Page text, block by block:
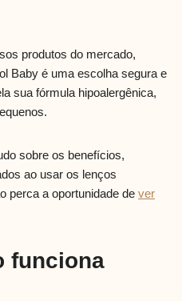
produtos do mercado,
Baby é uma escolha segura e
sua fórmula hipoalergênica,
sobre os benefícios,
ao usar os lenços
perca a oportunidade de ver
funciona